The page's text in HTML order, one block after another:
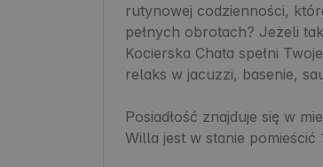
rutynowej codzienności,
pełnych obrotach? Jeżeli
Kocierska Chata spełni
relaks w jacuzzi, basenie,
Posiadłość znajduje się w
Willa jest w stanie